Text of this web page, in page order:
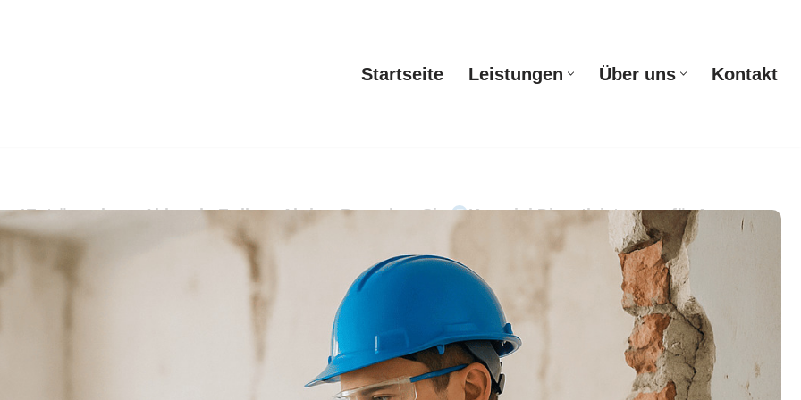
Startseite Leistungen Über uns Kontakt
✓Entrümpelung, Abbruch, Erdbau, Abriss. Besuchen Sie
Krasniqi Dienstleistungen für Asperg zu
Abriss.
Krasniqi Dienstleistungen in Asperg: ✓Entrümpelung, ✓Entkernung, ✓Abbruch,
sind Ihr Partner auf jedem Schritt ✉.